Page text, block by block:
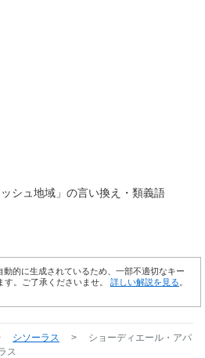
シュ地域 」の言い換え・類義語
的に生成されているため、一部不適切なキー
す。ご了承くださいませ。 詳しい解説を見る
シソーラス >
ショーディエール・アパ
ス